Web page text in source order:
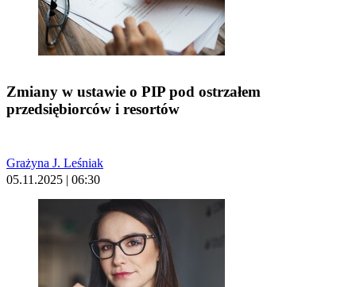
Zmiany w ustawie o PIP pod ostrzałem
przedsiębiorców i resortów
Grażyna J. Leśniak
05.11.2025 | 06:30